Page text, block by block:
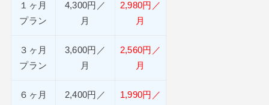
１ヶ月
プラン
4,300円／
月
2,980円／
月
３ヶ月
プラン
3,600円／
月
2,560円／
月
６ヶ月
2,400円／
1,990円／